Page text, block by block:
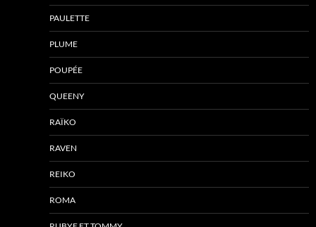
PAULETTE
PLUME
POUPÉE
QUEENY
RAÏKO
RAVEN
REIKO
ROMA